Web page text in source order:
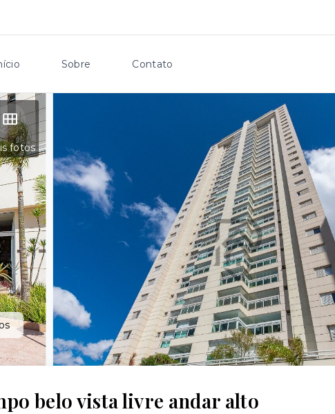
Sobre Contato
fotos
belo vista livre andar alto